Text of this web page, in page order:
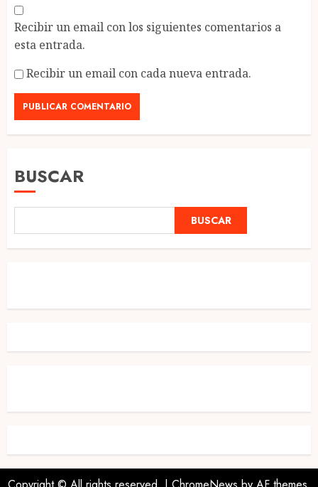
Recibir un email con los siguientes comentarios a
esta entrada.
Recibir un email con cada nueva entrada.
BUSCAR
BUSCAR